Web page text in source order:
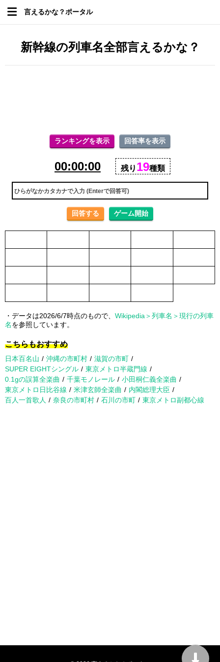
言えるかな？ポータル
新幹線の列車名全部言えるかな？
ランキングを表示 回答率を表示
00:00:00 残り 19種類
・データは2026/6/7時点のもので、 Wikipedia＞列車名＞現行の列車
名を参照しています。
こちらもおすすめ
日本百名山 沖縄の市町村
滋賀の市町
SUPER EIGHTシングル
東京メトロ半蔵門線
0.1gの誤算全楽曲
千葉モノレール
小田桐仁義全楽曲
東京メトロ日比谷線
米津玄師全楽曲
内閣総理大臣
百人一首歌人
奈良の市町村 石川の市町 東京メトロ副都心線